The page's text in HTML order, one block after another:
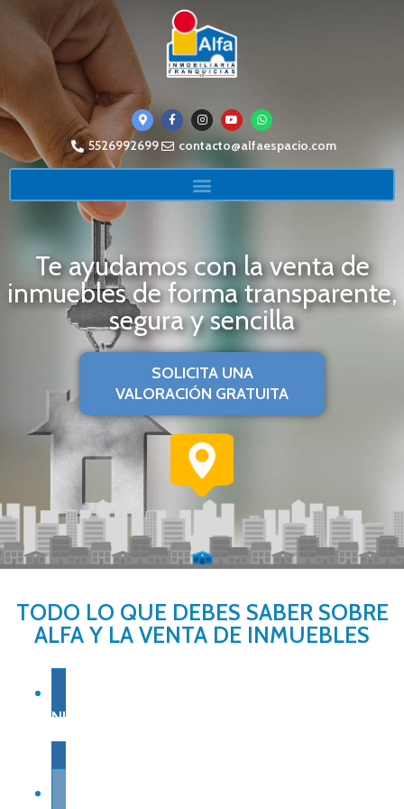
5526992699 contacto@alfaespacio.com
Te ayudamos con la venta de
inmuebles de forma transparente,
segura y sencilla
SOLICITA UNA
VALORACIÓN GRATUITA
TODO LO QUE DEBES SABER SOBRE
ALFA Y LA VENTA DE INMUEBLES
NUESTRA EXPERIENCIA